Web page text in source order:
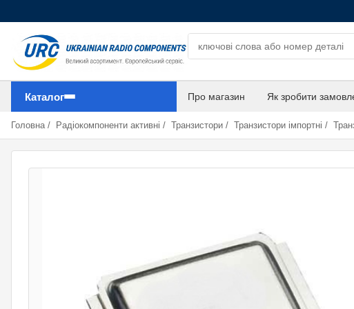
Каталог Про магазин Як зробити
Головна / Радіокомпоненти активні / Транзистори / Транзистори імпортні /